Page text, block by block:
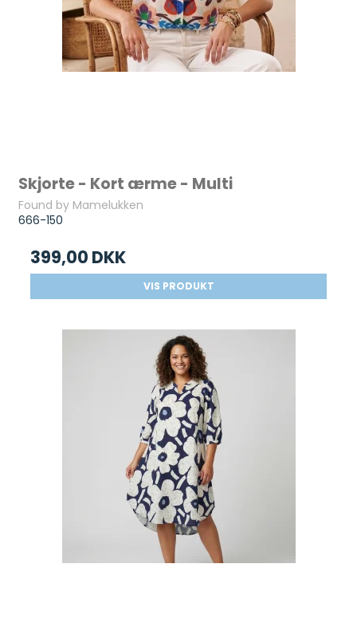
Skjorte - Kort ærme - Multi
Found by Mamelukken
666-150
399,00 DKK
VIS PRODUKT